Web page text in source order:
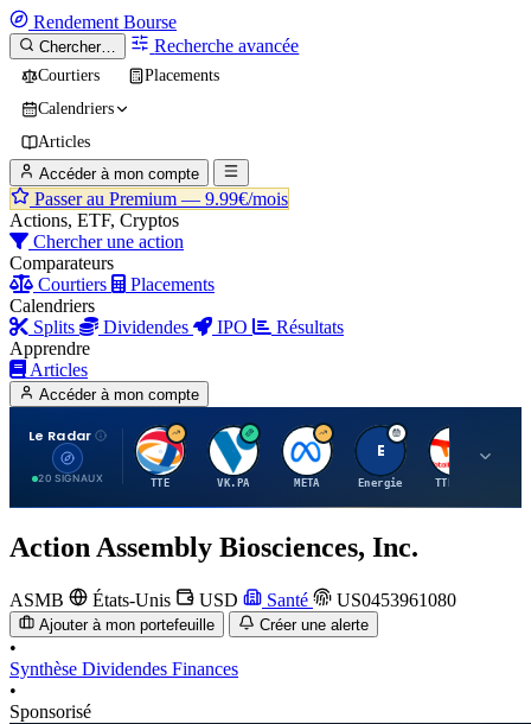
Rendement Bourse
Chercher… Recherche avancée
Courtiers
Placements
Calendriers
Articles
Accéder à mon compte
Passer au Premium — 9.99€/mois
Actions, ETF, Cryptos
Chercher une action
Comparateurs
Courtiers
Placements
Calendriers
Splits
Dividendes IPO
Résultats
Apprendre
Articles
Accéder à mon compte
Le Radar
20 SIGNAUX
T
TTE
V
VK.PA
M
META
E
Energie
T
TTE.PA
Action Assembly Biosciences, Inc.
ASMB États-Unis USD Santé US0453961080
Ajouter à mon portefeuille Créer une alerte
•
Synthèse Dividendes Finances
•
Sponsorisé